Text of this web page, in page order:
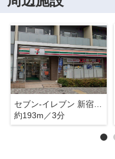
セブン-イレブン 新宿曙橋駅北店
約193m／3分